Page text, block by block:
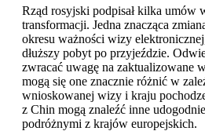
Rząd rosyjski podpisał kilka umów
transformacji. Jedna znacząca
okresu ważności wizy
dłuższy pobyt po przyjeździe.
zwracać uwagę na zaktualizowane
mogą się one znacznie różnić w
wnioskowanej wizy i kraju
z Chin mogą znaleźć inne
podróżnymi z krajów europejskich.